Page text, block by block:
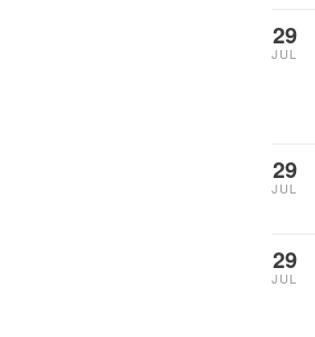
29
JUL
29
JUL
29
JUL